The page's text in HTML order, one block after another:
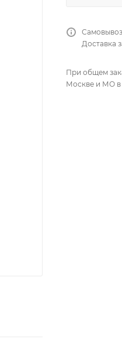
Доставка
При общем
Москве и МО в